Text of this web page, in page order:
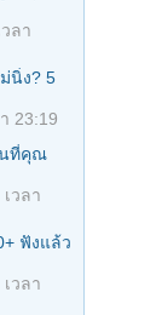
ลา
นิ่ง? 5
23:19
นที่คุณ
วลา
ฟังแล้ว
วลา